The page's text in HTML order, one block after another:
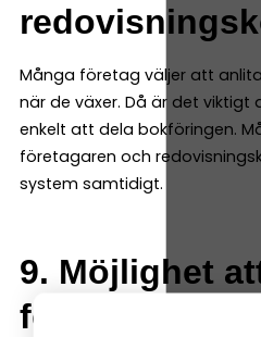
Många företag väljer att
när de växer. Då är det
enkelt att dela bokföringen.
företagaren och
system samtidigt.
9. Möjlighet
företaget